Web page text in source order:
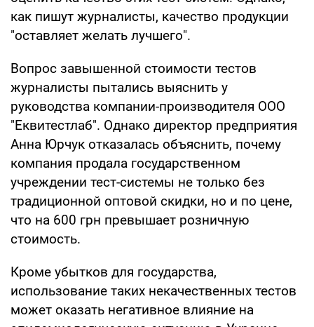
как пишут журналисты, качество продукции
"оставляет желать лучшего".
Вопрос завышенной стоимости тестов
журналисты пытались выяснить у
руководства компании-производителя ООО
"Еквитестлаб". Однако директор предприятия
Анна Юрчук отказалась объяснить, почему
компания продала государственном
учреждении тест-системы не только без
традиционной оптовой скидки, но и по цене,
что на 600 грн превышает розничную
стоимость.
Кроме убытков для государства,
использование таких некачественных тестов
может оказать негативное влияние на